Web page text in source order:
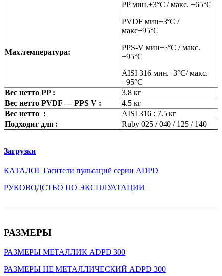
Max.температура:
PP мин.+3°C / макс. +65°C
PVDF мин+3°C /
макс+95°C
PPS-V мин+3°C / макс.
+95°C
AISI 316 мин.+3°C/ макс.
+95°C
Вес нетто PP :
3.8 кг
Вес нетто PVDF — PPS V :
4.5 кг
Вес нетто :
AISI 316 : 7.5 кг
Подходит для :
Ruby 025 / 040 / 125 / 140
Загрузки
КАТАЛОГ Гасители пульсаций серии ADPD
РУКОВОДСТВО ПО ЭКСПЛУАТАЦИИ
РАЗМЕРЫ
РАЗМЕРЫ МЕТАЛЛИК ADPD 300
РАЗМЕРЫ НЕ МЕТАЛЛИЧЕСКИЙ ADPD 300